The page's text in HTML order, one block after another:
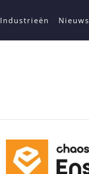
Industrieën Nieuws